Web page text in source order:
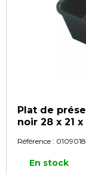
Plat de
noir 28 x 21 x
Référence :
En stock